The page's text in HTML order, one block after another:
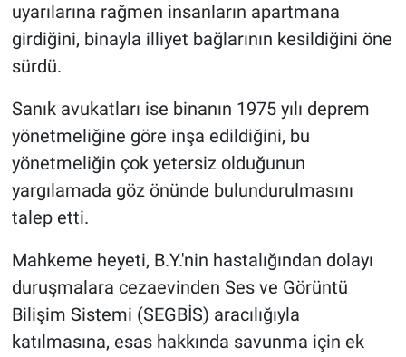
uyarılarına rağmen insanların apartmana
girdiğini, binayla illiyet bağlarının kesildiğini öne
sürdü.
Sanık avukatları ise binanın 1975 yılı deprem
yönetmeliğine göre inşa edildiğini, bu
yönetmeliğin çok yetersiz olduğunun
yargılamada göz önünde bulundurulmasını
talep etti.
Mahkeme heyeti, B.Y.'nin hastalığından dolayı
duruşmalara cezaevinden Ses ve Görüntü
Bilişim Sistemi (SEGBİS) aracılığıyla
katılmasına, esas hakkında savunma için ek